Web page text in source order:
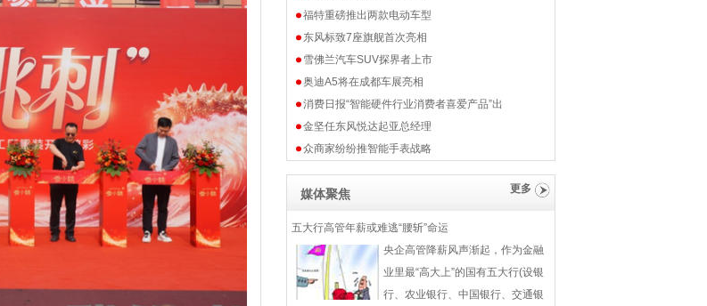
福特重磅推出两款电动车型
东风标致7座旗舰首次亮相
雪佛兰汽车SUV探界者上市
奥迪A5将在成都车展亮相
消费日报“智能硬件行业消费者喜爱产品”出
金坚任东风悦达起亚总经理
众商家纷纷推智能手表战略
媒体聚焦 更多
五大行高管年薪或难逃“腰斩”命运
央企高管降薪风声渐起，作为金融
业里最“高大上”的国有五大行(设银
行、农业银行、中国银行、交通银